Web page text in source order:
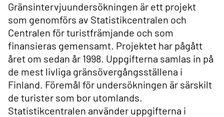
Gränsintervjuundersökningen är ett projekt
som genomförs av Statistikcentralen och
Centralen för turistfrämjande och som
finansieras gemensamt. Projektet har pågått
året om sedan år 1998. Uppgifterna samlas in på
de mest livliga gränsövergångsställena i
Finland. Föremål för undersökningen är särskilt
de turister som bor utomlands.
Statistikcentralen använder uppgifterna i